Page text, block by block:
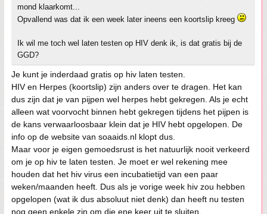
mond klaarkomt...
Opvallend was dat ik een week later ineens een koortslip kreeg
Ik wil me toch wel laten testen op HIV denk ik, is dat gratis bij de
GGD?
Je kunt je inderdaad gratis op hiv laten testen.
HIV en Herpes (koortslip) zijn anders over te dragen. Het kan
dus zijn dat je van pijpen wel herpes hebt gekregen. Als je echt
alleen wat voorvocht binnen hebt gekregen tijdens het pijpen is
de kans verwaarloosbaar klein dat je HIV hebt opgelopen. De
info op de website van soaaids.nl klopt dus.
Maar voor je eigen gemoedsrust is het natuurlijk nooit verkeerd
om je op hiv te laten testen. Je moet er wel rekening mee
houden dat het hiv virus een incubatietijd van een paar
weken/maanden heeft. Dus als je vorige week hiv zou hebben
opgelopen (wat ik dus absoluut niet denk) dan heeft nu testen
nog geen enkele zin om die ene keer uit te sluiten.